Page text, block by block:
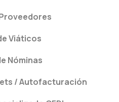
Viáticos
Nóminas
/ Autofacturación